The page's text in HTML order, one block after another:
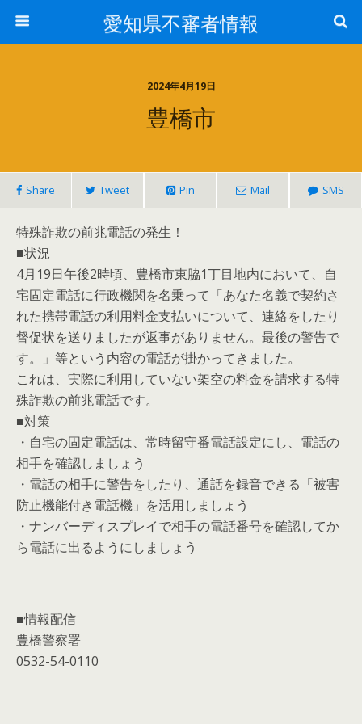
愛知県不審者情報
2024年4月19日
豊橋市
Share Tweet Pin Mail SMS
特殊詐欺の前兆電話の発生！
■状況
4月19日午後2時頃、豊橋市東脇1丁目地内において、自
宅固定電話に行政機関を名乗って「あなた名義で契約さ
れた携帯電話の利用料金支払いについて、連絡をしたり
督促状を送りましたが返事がありません。最後の警告で
す。」等という内容の電話が掛かってきました。
これは、実際に利用していない架空の料金を請求する特
殊詐欺の前兆電話です。
■対策
・自宅の固定電話は、常時留守番電話設定にし、電話の
相手を確認しましょう
・電話の相手に警告をしたり、通話を録音できる「被害
防止機能付き電話機」を活用しましょう
・ナンバーディスプレイで相手の電話番号を確認してか
ら電話に出るようにしましょう
■情報配信
豊橋警察署
0532-54-0110